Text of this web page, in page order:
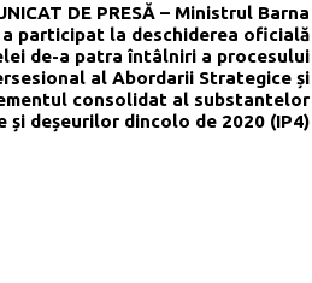
DE PRESĂ – Ministrul Barna
a participat la deschiderea oficială
de-a patra întâlniri a procesului
al Abordarii Strategice și
consolidat al substantelor
și deșeurilor dincolo de 2020 (IP4)